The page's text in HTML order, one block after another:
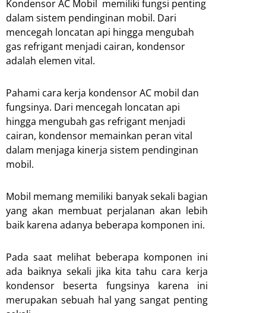
Kondensor AC Mobil memiliki fungsi penting
dalam sistem pendinginan mobil. Dari
mencegah loncatan api hingga mengubah
gas refrigant menjadi cairan, kondensor
adalah elemen vital.
Pahami cara kerja kondensor AC mobil dan
fungsinya. Dari mencegah loncatan api
hingga mengubah gas refrigant menjadi
cairan, kondensor memainkan peran vital
dalam menjaga kinerja sistem pendinginan
mobil.
Mobil memang memiliki banyak sekali bagian
yang akan membuat perjalanan akan lebih
baik karena adanya beberapa komponen ini.
Pada saat melihat beberapa komponen ini
ada baiknya sekali jika kita tahu cara kerja
kondensor beserta fungsinya karena ini
merupakan sebuah hal yang sangat penting